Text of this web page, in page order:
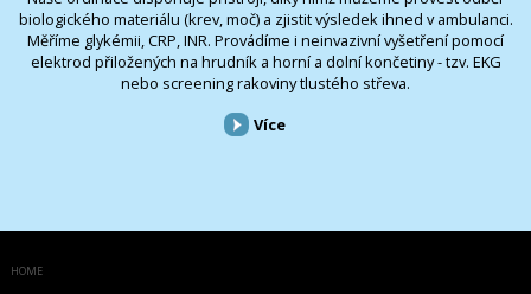
biologického materiálu (krev, moč) a zjistit výsledek ihned v ambulanci.
Měříme glykémii, CRP, INR. Provádíme i neinvazivní vyšetření pomocí
elektrod přiložených na hrudník a horní a dolní končetiny - tzv. EKG
nebo screening rakoviny tlustého střeva.
Více
HOME